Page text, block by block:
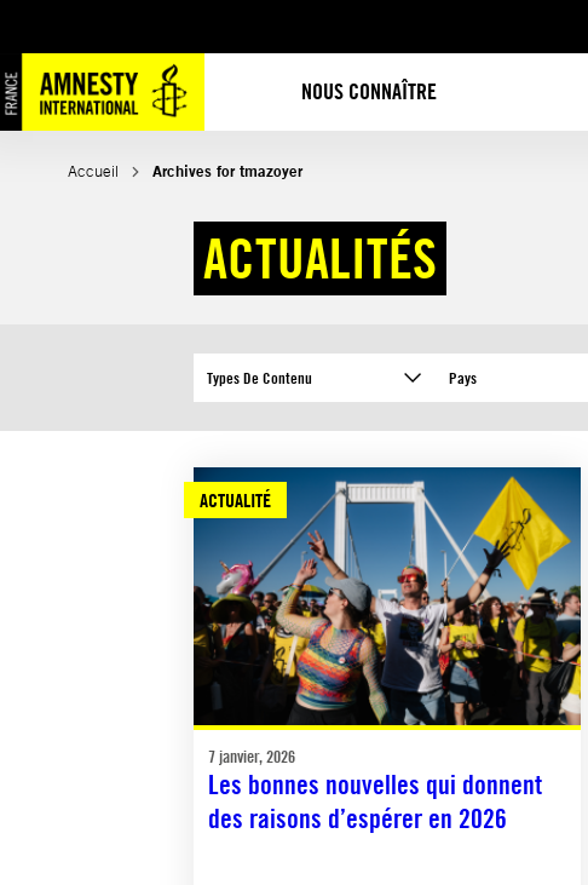
NOUS CONNAÎTRE
au
contenu
Accueil Archives for tmazoyer
ACTUALITÉS
Types De Contenu Pays
ACTUALITÉ
7 janvier, 2026
Les bonnes nouvelles qui donnent
des raisons d’espérer en 2026